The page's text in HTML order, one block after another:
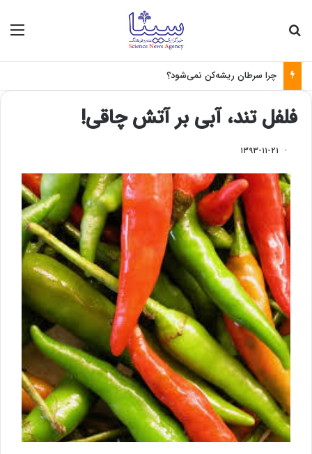
چرا سرطان ریشه‌کن نمی‌شود؟
فلفل تند، آبی بر آتش چاقی!
۱۳۹۳-۱۱-۲۱